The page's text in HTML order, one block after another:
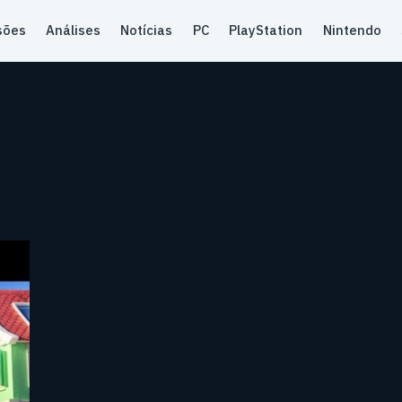
Análises Notícias PC PlayStation Nintendo